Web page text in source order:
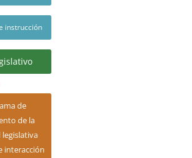
instrucción
de
de la
interacción